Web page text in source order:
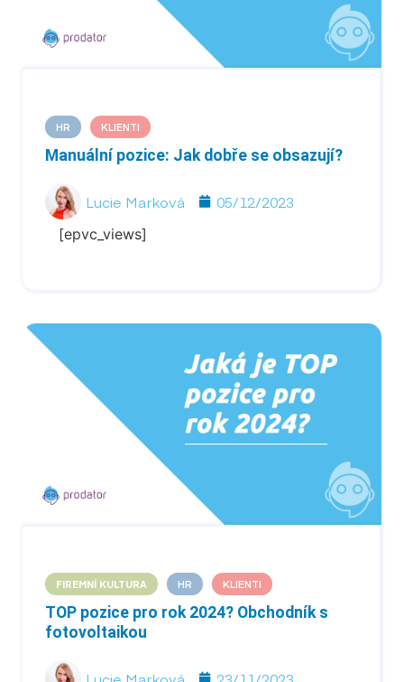
HR KLIENTI
Manuální pozice: Jak dobře se obsazují?
Lucie Marková 05/12/2023
[epvc_views]
FIREMNÍ KULTURA HR KLIENTI
TOP pozice pro rok 2024? Obchodník s
fotovoltaikou